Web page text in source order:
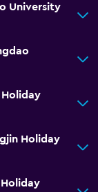
University
Holiday
Holiday